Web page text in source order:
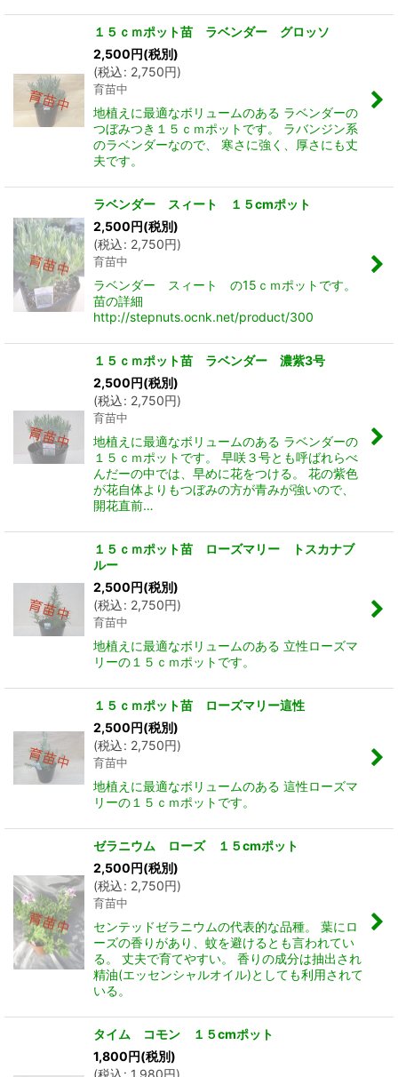
１５ｃｍポット苗 ラベンダー グロッソ
2,500円(税別)
(税込: 2,750円)
育苗中
地植えに最適なボリュームのある ラベンダーの
つぼみつき１５ｃｍポットです。 ラバンジン系
のラベンダーなので、 寒さに強く、厚さにも丈
夫です。
ラベンダー スィート １５cmポット
2,500円(税別)
(税込: 2,750円)
育苗中
ラベンダー スィート の15ｃｍポットです。
苗の詳細
http://stepnuts.ocnk.net/product/300
１５ｃｍポット苗 ラベンダー 濃紫3号
2,500円(税別)
(税込: 2,750円)
育苗中
地植えに最適なボリュームのある ラベンダーの
１５ｃｍポットです。 早咲３号とも呼ばれらべ
んだーの中では、早めに花をつける。 花の紫色
が花自体よりもつぼみの方が青みが強いので、
開花直前…
１５ｃｍポット苗 ローズマリー トスカナブ
ルー
2,500円(税別)
(税込: 2,750円)
育苗中
地植えに最適なボリュームのある 立性ローズマ
リーの１５ｃｍポットです。
１５ｃｍポット苗 ローズマリー這性
2,500円(税別)
(税込: 2,750円)
育苗中
地植えに最適なボリュームのある 這性ローズマ
リーの１５ｃｍポットです。
ゼラニウム ローズ １５cmポット
2,500円(税別)
(税込: 2,750円)
育苗中
センテッドゼラニウムの代表的な品種。 葉にロ
ーズの香りがあり、蚊を避けるとも言われてい
る。 丈夫で育てやすい。 香りの成分は抽出され
精油(エッセンシャルオイル)としても利用されて
いる。
タイム コモン １５cmポット
1,800円(税別)
(税込: 1,980円)